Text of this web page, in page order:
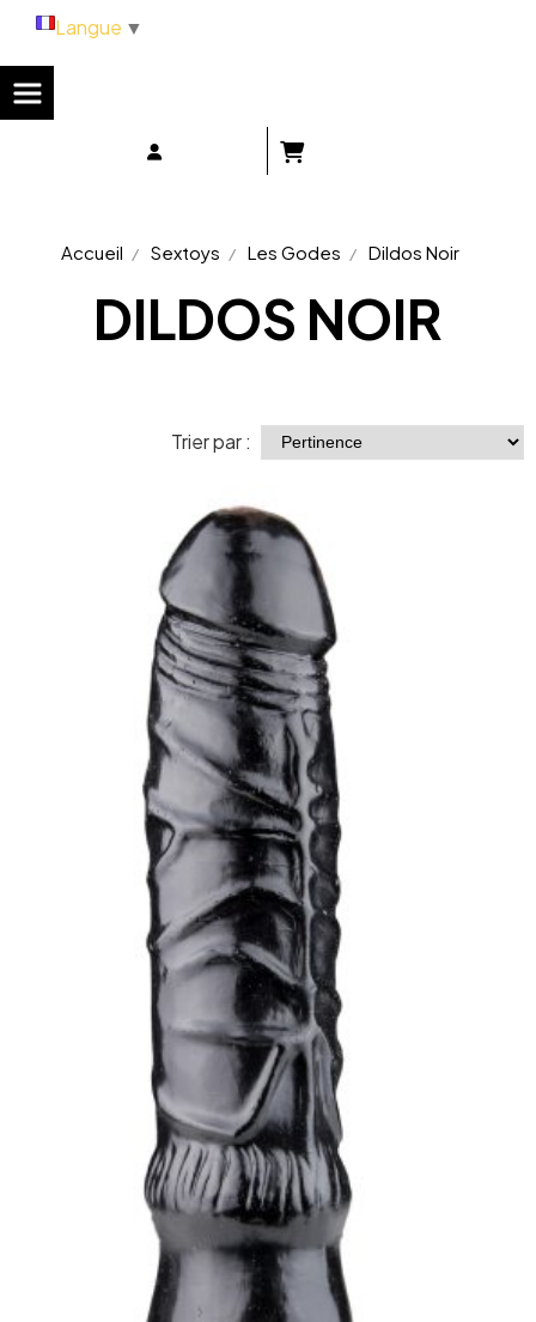
Accueil Sextoys Les Godes Dildos Noir
DILDOS NOIR
Trier par :
Langue ▼